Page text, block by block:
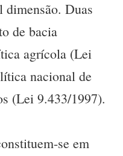
dimensão. Duas
de bacia
agrícola (Lei
nacional de
(Lei 9.433/1997).
se em